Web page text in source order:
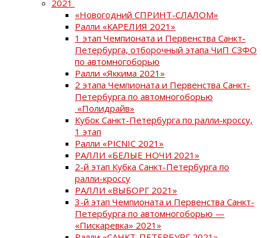
2021
«Новогодний СПРИНТ-СЛАЛОМ»
Ралли «КАРЕЛИЯ 2021»
1 этап Чемпионата и Первенства Санкт-
Петербурга, отборочный этапа ЧиП СЗФО
по автомногоборью
Ралли «Яккима 2021»
2 этапа Чемпионата и Первенства Санкт-
Петербурга по автомногоборью
«Полидрайв»
Кубок Санкт-Петербурга по ралли-кроссу,
1 этап
Ралли «PICNIC 2021»
РАЛЛИ «БЕЛЫЕ НОЧИ 2021»
2-й этап Кубка Санкт-Петербурга по
ралли-кроссу
РАЛЛИ «ВЫБОРГ 2021»
3-й этап Чемпионата и Первенства Санкт-
Петербурга по автомногоборью —
«Пискаревка» 2021»